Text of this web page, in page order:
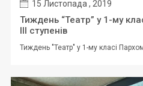
15 Листопада , 2019
Тиждень “Театр” у 1-му
ІІІ ступенів
Тиждень "Театр" у 1-му класі